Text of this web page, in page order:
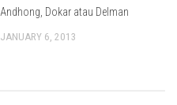
Andhong, Dokar atau Delman
JANUARY 6, 2013